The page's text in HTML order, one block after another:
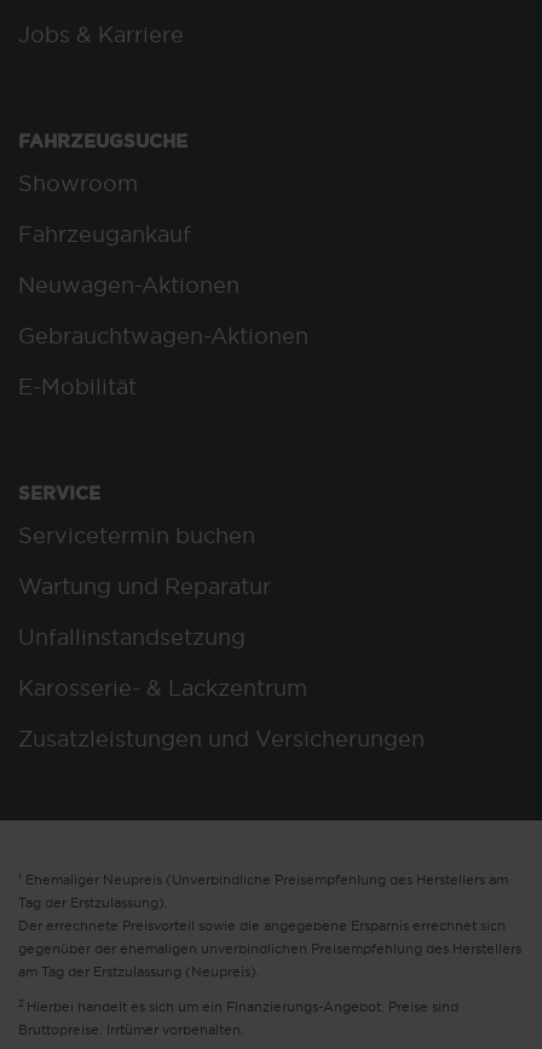
Jobs & Karriere
FAHRZEUGSUCHE
Showroom
Fahrzeugankauf
Neuwagen-Aktionen
Gebrauchtwagen-Aktionen
E-Mobilität
SERVICE
Servicetermin buchen
Wartung und Reparatur
Unfallinstandsetzung
Karosserie- & Lackzentrum
Zusatzleistungen und Versicherungen
1 Ehemaliger Neupreis (Unverbindliche Preisempfehlung des Herstellers am
Tag der Erstzulassung).
Der errechnete Preisvorteil sowie die angegebene Ersparnis errechnet sich
gegenüber der ehemaligen unverbindlichen Preisempfehlung des Herstellers
am Tag der Erstzulassung (Neupreis).
2 Hierbei handelt es sich um ein Finanzierungs-Angebot. Preise sind
Bruttopreise. Irrtümer vorbehalten.